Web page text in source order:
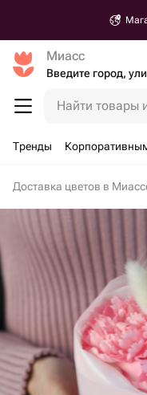
Миасс
Найти товары
Тренды
Доставка цветов в